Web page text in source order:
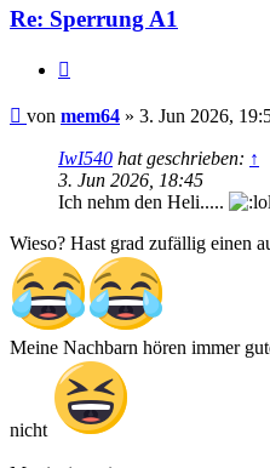
Re: Sperrung A1
Beitrag
von mem64 » 3. Jun 2026,
IwI540 hat geschrieben: ↑
3. Jun 2026, 18:45
Ich nehm den Heli.....
Wieso? Hast grad zufällig einen
Meine Nachbarn hören immer
nicht